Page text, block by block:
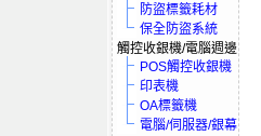
防盜標籤耗材
保全防盜系統
觸控收銀機/電腦週邊
POS觸控收銀機
印表機
OA標籤機
電腦/伺服器/銀幕